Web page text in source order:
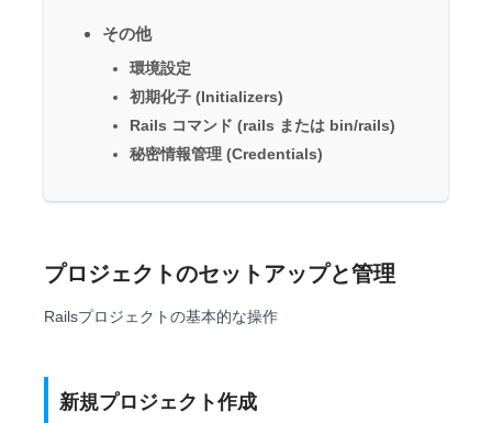
その他
環境設定
初期化子 (Initializers)
Rails コマンド (rails または bin/rails)
秘密情報管理 (Credentials)
プロジェクトのセットアップと管理
Railsプロジェクトの基本的な操作
新規プロジェクト作成